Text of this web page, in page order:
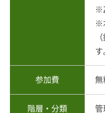
※
す
参加費 無
階層・分類 管